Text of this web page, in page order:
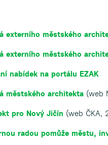
externího městského
externího městského
nabídek na portálu EZAK
městského architekta (web
pro Nový Jičín (web ČKA,
radou pomůže městu,